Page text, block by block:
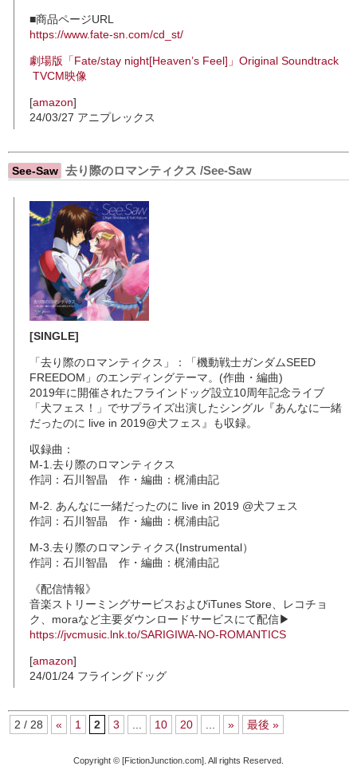
■商品ページURL
https://www.fate-sn.com/cd_st/
劇場版「Fate/stay night[Heaven’s Feel]」Original Soundtrack
TVCM映像
[amazon]
24/03/27 アニプレックス
See-Saw 去り際のロマンティクス /See-Saw
[SINGLE]
「去り際のロマンティクス」：「機動戦士ガンダムSEED
FREEDOM」のエンディングテーマ。(作曲・編曲)
2019年に開催されたフラインドッグ設立10周年記念ライブ
「犬フェス！」でサプライズ出演したシングル『あんなに一緒
だったのに live in 2019@犬フェス』も収録。
収録曲：
M-1.去り際のロマンティクス
作詞：石川智晶 作・編曲：梶浦由記
M-2. あんなに一緒だったのに live in 2019 @犬フェス
作詞：石川智晶 作・編曲：梶浦由記
M-3.去り際のロマンティクス(Instrumental）
作詞：石川智晶 作・編曲：梶浦由記
《配信情報》
音楽ストリーミングサービスおよびiTunes Store、レコチョ
ク、moraなど主要ダウンロードサービスにて配信▶
https://jvcmusic.lnk.to/SARIGIWA-NO-ROMANTICS
[amazon]
24/01/24 フライングドッグ
2 / 28 « 1 2 3 10 20 » 最後 »
Copyright © [FictionJunction.com]. All rights Reserved.